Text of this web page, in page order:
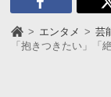
エンタメ 芸
「抱きつきたい」「